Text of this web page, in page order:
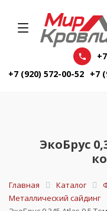
+7 (920) 572-00-52 +7
ЭкоБрус
Главная Каталог
Металлический сайдинг